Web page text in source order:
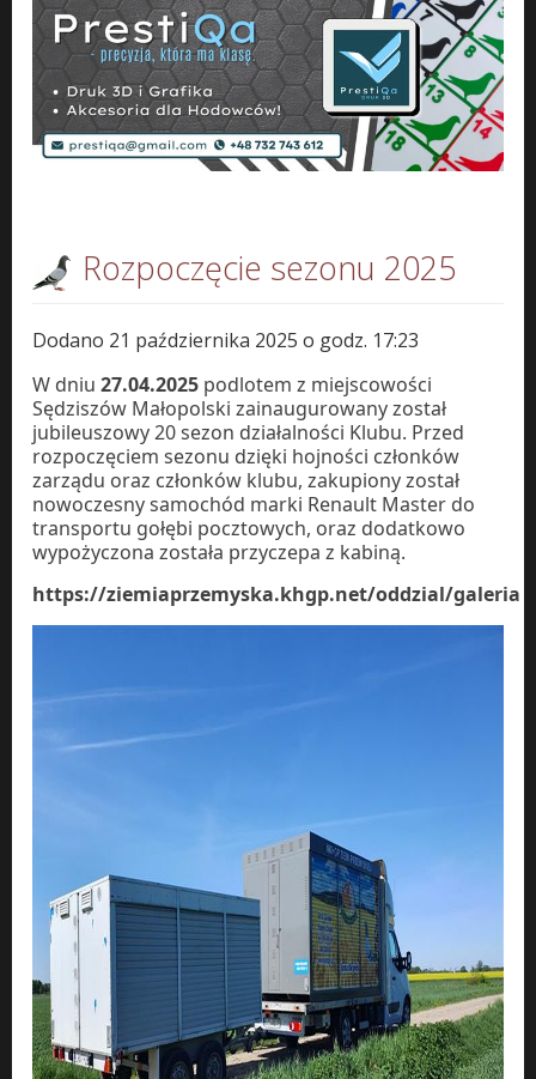
Rozpoczęcie sezonu 2025
Dodano 21 października 2025 o godz. 17:23
W dniu27.04.2025 podlotem z miejscowości
Sędziszów Małopolski zainaugurowany został
jubileuszowy 20 sezon działalności Klubu. Przed
rozpoczęciem sezonu dzięki hojności członków
zarządu oraz członków klubu, zakupiony został
nowoczesny samochód marki Renault Master do
transportu gołębi pocztowych, oraz dodatkowo
wypożyczona została przyczepa z kabiną.
https://ziemiaprzemyska.khgp.net/oddzial/galeria